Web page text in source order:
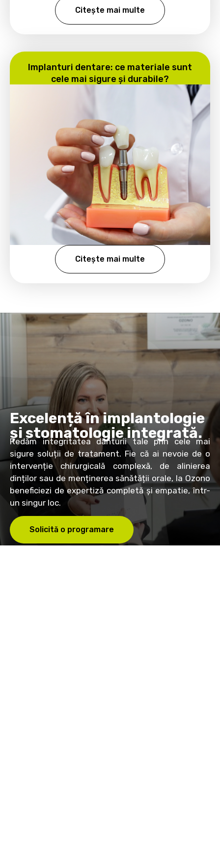
Citește mai multe
Implanturi dentare: ce materiale sunt
cele mai sigure și durabile?
Citește mai multe
Excelență în implantologie
și stomatologie integrată.
Redăm integritatea danturii tale prin cele mai
sigure soluții de tratament. Fie că ai nevoie de o
intervenție chirurgicală complexă, de alinierea
dinților sau de menținerea sănătății orale, la Ozono
beneficiezi de expertiză completă și empatie, într-
un singur loc.
Solicită o programare